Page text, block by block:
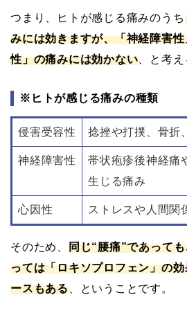
つまり、ヒトが感じる痛みのうち
みには効きますが、「神経障害
性」の痛みには効かない 、と考
※ヒトが感じる痛みの種類
侵害受容性 捻挫や打撲、骨折
神経障害性
帯状疱疹後神経痛
生じる痛み
心因性 ストレスや人間関
そのため、 同じ“腰痛”であって
っては「ロキソプロフェン」の
ースもある、ということです。